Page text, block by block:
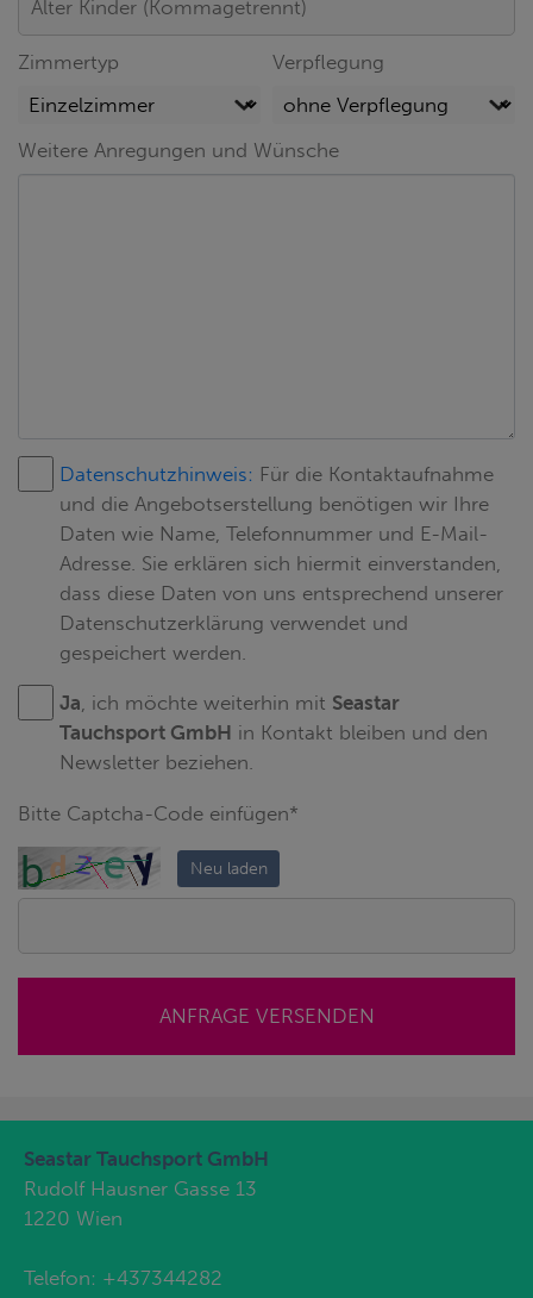
Zimmertyp Verpflegung
Weitere Anregungen und Wünsche
Datenschutzhinweis: Für die Kontaktaufnahme
und die Angebotserstellung benötigen wir Ihre
Daten wie Name, Telefonnummer und E-Mail-
Adresse. Sie erklären sich hiermit einverstanden,
dass diese Daten von uns entsprechend unserer
Datenschutzerklärung verwendet und
gespeichert werden.
Ja , ich möchte weiterhin mit Seastar
Tauchsport GmbH in Kontakt bleiben und den
Newsletter beziehen.
Bitte Captcha-Code einfügen*
Neu laden
ANFRAGE VERSENDEN
Seastar Tauchsport GmbH
Rudolf Hausner Gasse 13
1220 Wien
Telefon: +437344282